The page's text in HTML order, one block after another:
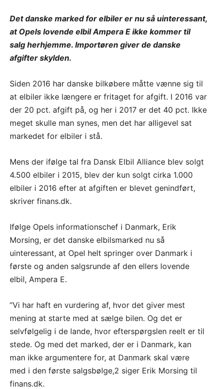
Det danske marked for elbiler er nu så uinteressant,
at Opels lovende elbil Ampera E ikke kommer til
salg herhjemme. Importøren giver de danske
afgifter skylden.
Siden 2016 har danske bilkøbere måtte vænne sig til
at elbiler ikke længere er fritaget for afgift. I 2016 var
der 20 pct. afgift på, og her i 2017 er det 40 pct. Ikke
meget skulle man synes, men det har alligevel sat
markedet for elbiler i stå.
Mens der ifølge tal fra Dansk Elbil Alliance blev solgt
4.500 elbiler i 2015, blev der kun solgt cirka 1.000
elbiler i 2016 efter at afgiften er blevet genindført,
skriver finans.dk.
Ifølge Opels informationschef i Danmark, Erik
Morsing, er det danske elbilsmarked nu så
uinteressant, at Opel helt springer over Danmark i
første og anden salgsrunde af den ellers lovende
elbil, Ampera E.
”Vi har haft en vurdering af, hvor det giver mest
mening at starte med at sælge bilen. Og det er
selvfølgelig i de lande, hvor efterspørgslen reelt er til
stede. Og med det marked, der er i Danmark, kan
man ikke argumentere for, at Danmark skal være
med i den første salgsbølge,2 siger Erik Morsing til
finans.dk.